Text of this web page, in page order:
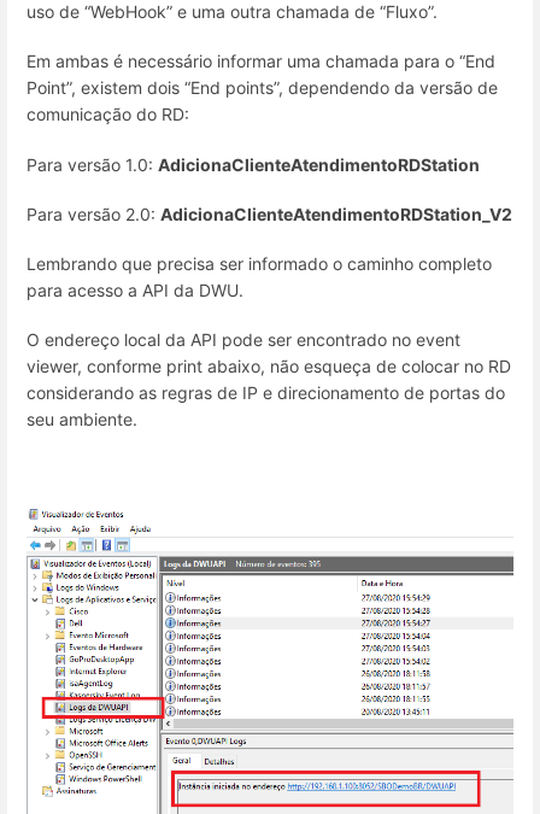
uso de “WebHook” e uma outra chamada de “Fluxo”.
Em ambas é necessário informar uma chamada para o “End
Point”, existem dois “End points”, dependendo da versão de
comunicação do RD:
Para versão 1.0: AdicionaClienteAtendimentoRDStation
Para versão 2.0: AdicionaClienteAtendimentoRDStation_V2
Lembrando que precisa ser informado o caminho completo
para acesso a API da DWU.
O endereço local da API pode ser encontrado no event
viewer, conforme print abaixo, não esqueça de colocar no RD
considerando as regras de IP e direcionamento de portas do
seu ambiente.